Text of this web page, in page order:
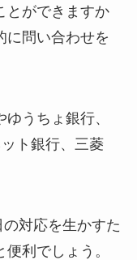
とができますか
に問い合わせを
うちょ銀行、
ト銀行、三菱
対応を生かすた
利でしょう。